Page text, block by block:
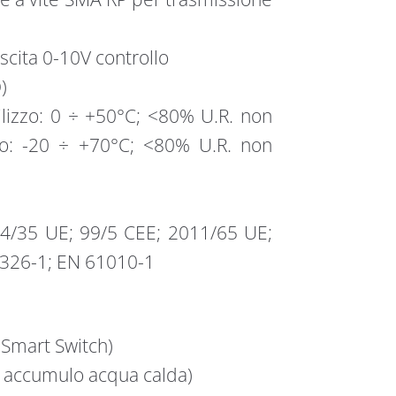
0-10V controllo
0 ÷ +50°C; <80% U.R. non
-20 ÷ +70°C; <80% U.R. non
35 UE; 99/5 CEE; 2011/65 UE;
1; EN 61010-1
Switch)
acqua calda)